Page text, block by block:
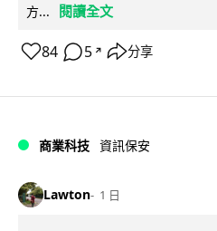
方...
閱讀全文
84 5 ↗ 分享
商業科技 資訊保安
Lawton 1 日